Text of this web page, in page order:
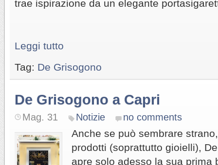
trae ispirazione da un elegante
Leggi tutto
Tag: De Grisogono
De Grisogono a Capri
Mag. 31 Notizie no comments
Anche se può sembrare
prodotti (soprattutto gioielli),
apre solo adesso la sua prima